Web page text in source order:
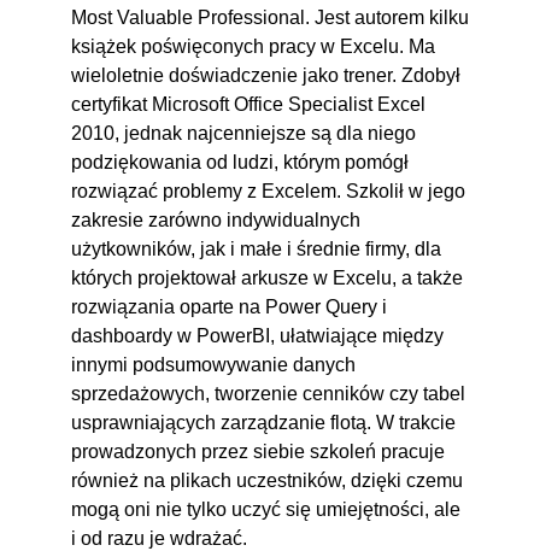
9.3. Drukowanie każdego
elementu na osobnej stronie
00:02:03
9.4. Drukowanie wykresu
przestawnego
00:02:39
10. Źródła danych 00:21:54
10.1. Zewnętrzne źródła
danych - plik Excela
10.2. Zewnętrzne źródła
danych - Access
00:01:00
10.3. Zewnętrzne źródła
danych - plik tekstowy
10.4. Zewnętrzne źródła
danych - strony WWW
00:01:58
10.5. Zmiana źródła danych
00:05:58
10.6. Konsolidacja danych z
Most Valuable Professional. Jest autorem kilku
książek poświęconych pracy w Excelu. Ma
wieloletnie doświadczenie jako trener. Zdobył
certyfikat Microsoft Office Specialist Excel
2010, jednak najcenniejsze są dla niego
podziękowania od ludzi, którym pomógł
rozwiązać problemy z Excelem. Szkolił w jego
zakresie zarówno indywidualnych
użytkowników, jak i małe i średnie firmy, dla
których projektował arkusze w Excelu, a także
rozwiązania oparte na Power Query i
dashboardy w PowerBI, ułatwiające między
innymi podsumowywanie danych
sprzedażowych, tworzenie cenników czy tabel
usprawniających zarządzanie flotą. W trakcie
prowadzonych przez siebie szkoleń pracuje
również na plikach uczestników, dzięki czemu
mogą oni nie tylko uczyć się umiejętności, ale
i od razu je wdrażać.